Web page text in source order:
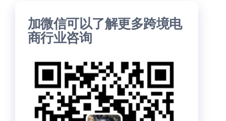
加微信可以了解更多跨境电
商行业咨询